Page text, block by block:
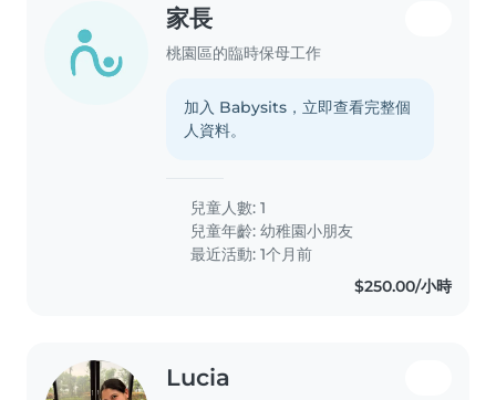
家長
桃園區的臨時保母工作
加入 Babysits，立即查看完整個
人資料。
兒童人數: 1
兒童年齡:幼稚園小朋友
最近活動: 1个月前
$250.00/小時
Lucia